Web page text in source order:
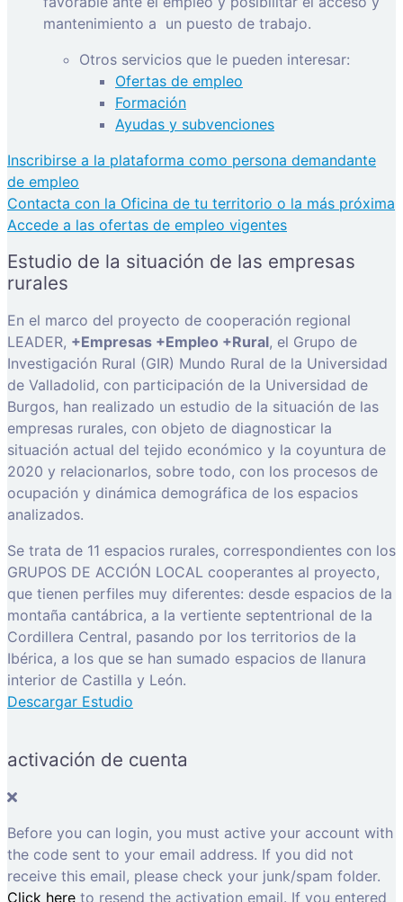
mantenimiento a un puesto de trabajo.
Otros servicios que le pueden interesar:
Ofertas de empleo
Formación
Ayudas y subvenciones
Inscribirse a la plataforma como persona demandante
de empleo
Contacta con la Oficina de tu territorio o la más próxima
Accede a las ofertas de empleo vigentes
Estudio de la situación de las empresas
rurales
En el marco del proyecto de cooperación regional
LEADER, +Empresas +Empleo +Rural, el Grupo de
Investigación Rural (GIR) Mundo Rural de la Universidad
de Valladolid, con participación de la Universidad de
Burgos, han realizado un estudio de la situación de las
empresas rurales, con objeto de diagnosticar la
situación actual del tejido económico y la coyuntura de
2020 y relacionarlos, sobre todo, con los procesos de
ocupación y dinámica demográfica de los espacios
analizados.
Se trata de 11 espacios rurales, correspondientes con los
GRUPOS DE ACCIÓN LOCAL cooperantes al proyecto,
que tienen perfiles muy diferentes: desde espacios de la
montaña cantábrica, a la vertiente septentrional de la
Cordillera Central, pasando por los territorios de la
Ibérica, a los que se han sumado espacios de llanura
interior de Castilla y León.
Descargar Estudio
activación de cuenta
Before you can login, you must active your account with
the code sent to your email address. If you did not
receive this email, please check your junk/spam folder.
Click here to resend the activation email. If you entered